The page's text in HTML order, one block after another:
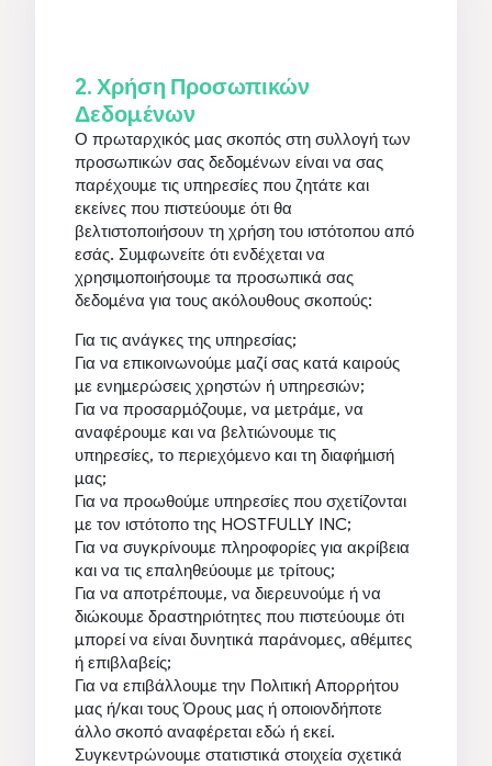
2. Χρήση Προσωπικών
Δεδομένων
Ο πρωταρχικός μας σκοπός στη συλλογή των
προσωπικών σας δεδομένων είναι να σας
παρέχουμε τις υπηρεσίες που ζητάτε και
εκείνες που πιστεύουμε ότι θα
βελτιστοποιήσουν τη χρήση του ιστότοπου από
εσάς. Συμφωνείτε ότι ενδέχεται να
χρησιμοποιήσουμε τα προσωπικά σας
δεδομένα για τους ακόλουθους σκοπούς:
Για τις ανάγκες της υπηρεσίας;
Για να επικοινωνούμε μαζί σας κατά καιρούς
με ενημερώσεις χρηστών ή υπηρεσιών;
Για να προσαρμόζουμε, να μετράμε, να
αναφέρουμε και να βελτιώνουμε τις
υπηρεσίες, το περιεχόμενο και τη διαφήμισή
μας;
Για να προωθούμε υπηρεσίες που σχετίζονται
με τον ιστότοπο της HOSTFULLY INC;
Για να συγκρίνουμε πληροφορίες για ακρίβεια
και να τις επαληθεύουμε με τρίτους;
Για να αποτρέπουμε, να διερευνούμε ή να
διώκουμε δραστηριότητες που πιστεύουμε ότι
μπορεί να είναι δυνητικά παράνομες, αθέμιτες
ή επιβλαβείς;
Για να επιβάλλουμε την Πολιτική Απορρήτου
μας ή/και τους Όρους μας ή οποιονδήποτε
άλλο σκοπό αναφέρεται εδώ ή εκεί.
Συγκεντρώνουμε στατιστικά στοιχεία σχετικά